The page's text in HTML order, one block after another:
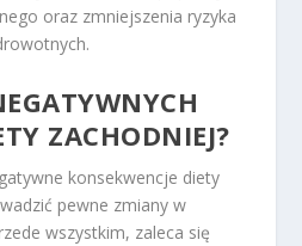
oraz zmniejszenia ryzyka
ZACHODNIEJ?
konsekwencje diety
pewne zmiany w
wszystkim, zaleca się